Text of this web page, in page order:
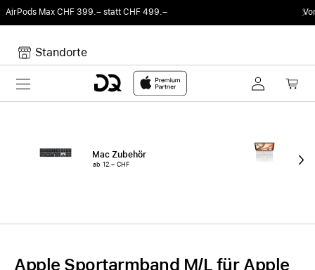
CHF 499.– DQ
Standorte
Toggle navigation
Mac Zubehör
ab 12.– CHF ab
Apple Sportarmband M/L für Apple